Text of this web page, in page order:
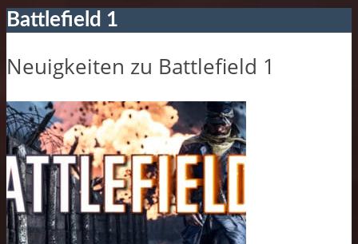
Battlefield 1
Neuigkeiten zu Battlefield 1